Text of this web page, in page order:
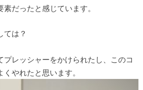
だったと感じています。
は？
プレッシャーをかけられたし、このコ
やれたと思います。